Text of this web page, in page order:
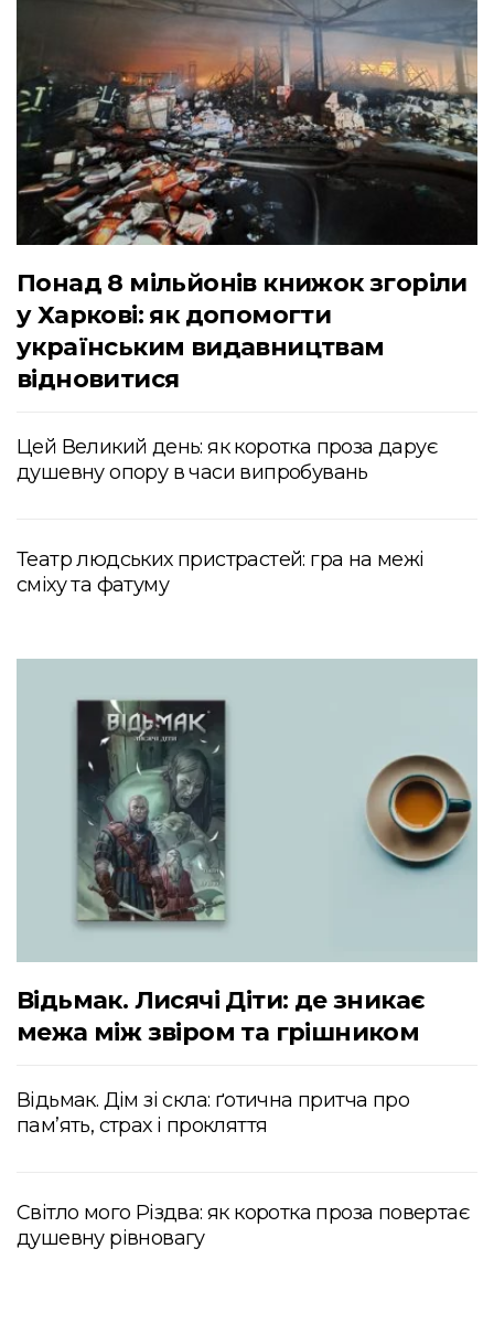
Понад 8 мільйонів книжок згоріли
у Харкові: як допомогти
українським видавництвам
відновитися
Цей Великий день: як коротка проза дарує
душевну опору в часи випробувань
Театр людських пристрастей: гра на межі
сміху та фатуму
Відьмак. Лисячі Діти: де зникає
межа між звіром та грішником
Відьмак. Дім зі скла: ґотична притча про
пам’ять, страх і прокляття
Світло мого Різдва: як коротка проза повертає
душевну рівновагу